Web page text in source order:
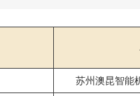
苏州澳昆智能